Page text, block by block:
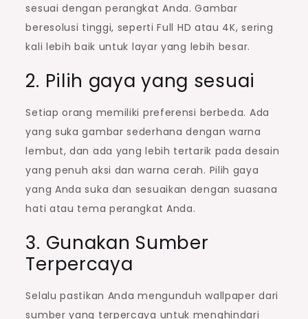
sesuai dengan perangkat Anda. Gambar
beresolusi tinggi, seperti Full HD atau 4K, sering
kali lebih baik untuk layar yang lebih besar.
2. Pilih gaya yang sesuai
Setiap orang memiliki preferensi berbeda. Ada
yang suka gambar sederhana dengan warna
lembut, dan ada yang lebih tertarik pada desain
yang penuh aksi dan warna cerah. Pilih gaya
yang Anda suka dan sesuaikan dengan suasana
hati atau tema perangkat Anda.
3. Gunakan Sumber
Terpercaya
Selalu pastikan Anda mengunduh wallpaper dari
sumber yang terpercaya untuk menghindari